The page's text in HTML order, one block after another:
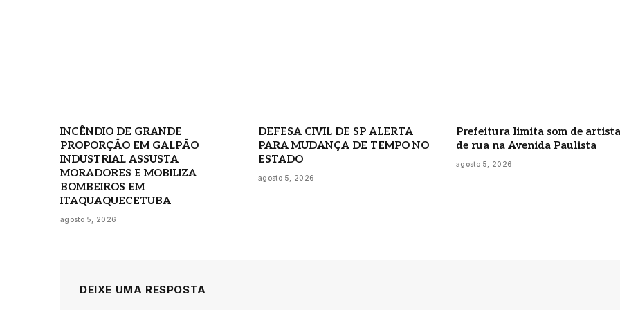
INCÊNDIO DE GRANDE
PROPORÇÃO EM GALPÃO
INDUSTRIAL ASSUSTA
MORADORES E MOBILIZA
BOMBEIROS EM
ITAQUAQUECETUBA
agosto 5, 2026
DEFESA CIVIL DE SP ALERTA
PARA MUDANÇA DE TEMPO NO
ESTADO
agosto 5, 2026
Prefeitura limita som de
de rua na Avenida Paulista
agosto 5, 2026
DEIXE UMA RESPOSTA